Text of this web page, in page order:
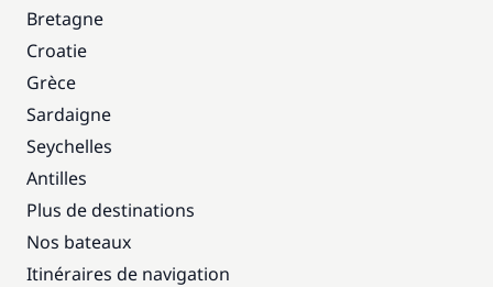
Bretagne
Croatie
Grèce
Sardaigne
Seychelles
Antilles
Plus de destinations
Nos bateaux
Itinéraires de navigation